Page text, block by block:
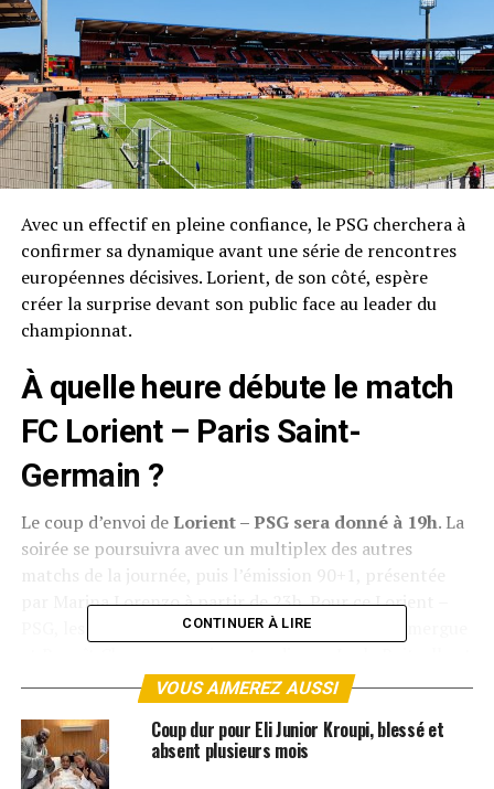
Avec un effectif en pleine confiance, le PSG cherchera à
confirmer sa dynamique avant une série de rencontres
européennes décisives. Lorient, de son côté, espère
créer la surprise devant son public face au leader du
championnat.
À quelle heure débute le match
FC Lorient – Paris Saint-
Germain ?
Le coup d’envoi deLorient – PSG sera donné à 19h. La
soirée se poursuivra avec un multiplex des autres
matchs de la journée, puis l’émission 90+1, présentée
par Marina Lorenzo à partir de 23h. Pour ce Lorient –
PSG, les téléspectateurs retrouveront Xavier Domergue
Guillaume Hoarau assureront les interventions en bord
Sur quelle chaîne suivre en
CONTINUER À LIRE
VOUS AIMEREZ AUSSI
Coup dur pour Eli Junior Kroupi, blessé et
absent plusieurs mois